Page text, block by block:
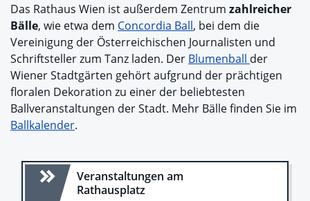
Das Rathaus Wien ist außerdem Zentrum zahlreicher
Bälle, wie etwa dem Concordia Ball, bei dem die
Vereinigung der Österreichischen Journalisten und
Schriftsteller zum Tanz laden. Der Blumenball der
Wiener Stadtgärten gehört aufgrund der prächtigen
floralen Dekoration zu einer der beliebtesten
Ballveranstaltungen der Stadt. Mehr Bälle finden Sie im
Ballkalender.
Veranstaltungen am
Rathausplatz